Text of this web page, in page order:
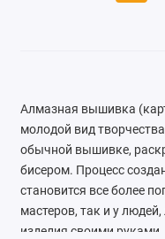
Алмазная вышивка
молодой вид
обычной вышивке,
бисером. Процесс
становится все более
мастеров, так и у
изделия своими